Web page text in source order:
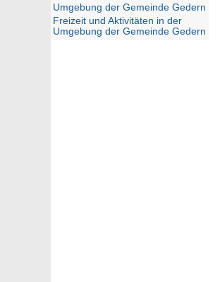
Umgebung der Gemeinde Gedern
Freizeit und Aktivitäten in der
Umgebung der Gemeinde Gedern